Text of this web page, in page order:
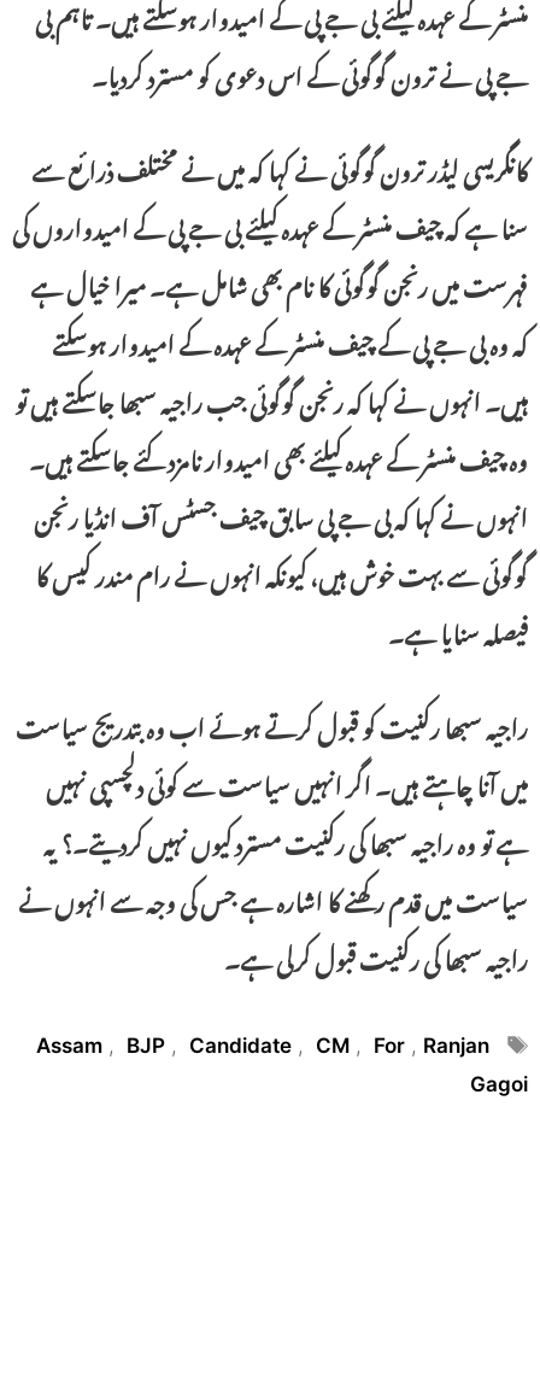
منسٹر کے عہدہ کیلئے بی جے پی کے امیدوار ہوسکتے ہیں۔ تاہم بی
جے پی نے ترون گوگوئی کے اس دعوی کو مسترد کردیا۔
کانگریسی لیڈر ترون گوگوئی نے کہا کہ میں نے مختلف ذرائع سے
سنا ہے کہ چیف منسٹر کے عہدہ کیلئے بی جے پی کے امیدواروں کی
فہرست میں رنجن گوگوئی کا نام بھی شامل ہے۔ میرا خیال ہے
کہ وہ بی جے پی کے چیف منسٹر کے عہدہ کے امیدوار ہوسکتے
ہیں۔ انہوں نے کہا کہ رنجن گوگوئی جب راجیہ سبھا جاسکتے ہیں تو
وہ چیف منسٹر کے عہدہ کیلئے بھی امیدوار نامزد کئے جاسکتے ہیں۔
انہوں نے کہا کہ بی جے پی سابق چیف جسٹس آف انڈیا رنجن
گوگوئی سے بہت خوش ہیں، کیونکہ انہوں نے رام مندر کیس کا
فیصلہ سنایا ہے۔
راجیہ سبھا رکنیت کو قبول کرتے ہوئے اب وہ بتدریج سیاست
میں آنا چاہتے ہیں۔ اگر انہیں سیاست سے کوئی دلچسپی نہیں
ہے تو وہ راجیہ سبھا کی رکنیت مسترد کیوں نہیں کردیتے۔؟ یہ
سیاست میں قدم رکھنے کا اشارہ ہے جس کی وجہ سے انہوں نے
راجیہ سبھا کی رکنیت قبول کرلی ہے۔
Tags
Assam , BJP , Candidate , CM , For , Ranjan
Gagoi